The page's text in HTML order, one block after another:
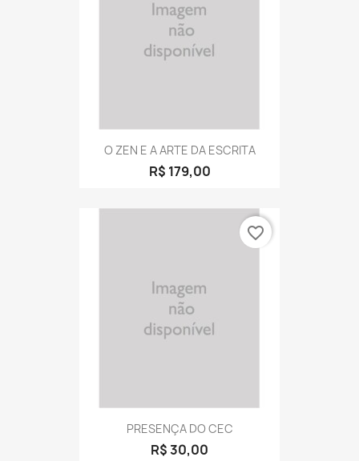
O ZEN E A ARTE DA ESCRITA
R$ 179,00
PRESENÇA DO CEC
R$ 30,00
favorite_border